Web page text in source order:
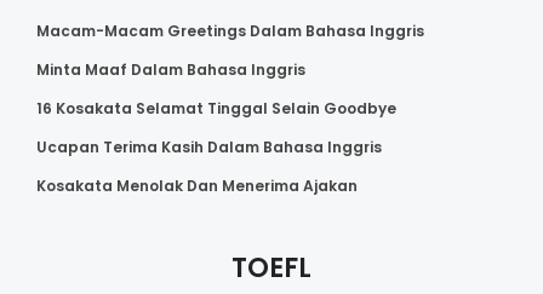
Macam-Macam Greetings Dalam Bahasa Inggris
Minta Maaf Dalam Bahasa Inggris
16 Kosakata Selamat Tinggal Selain Goodbye
Ucapan Terima Kasih Dalam Bahasa Inggris
Kosakata Menolak Dan Menerima Ajakan
TOEFL